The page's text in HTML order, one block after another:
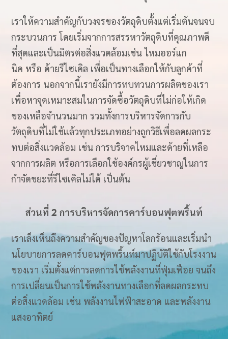
เราให้ความสำคัญกับวงจรของวัตถุดิบตั้งแต่เริ่มต้นจนจบ
กระบวนการ โดยเริ่มจากการสรรหาวัตถุดิบที่คุณภาพดี
ที่สุดและเป็นมิตรต่อสิ่งแวดล้อมเช่น ไหมออร์แก
นิค หรือ ด้ายรีไซเคิล เพื่อเป็นทางเลือกให้กับลูกค้าที่
ต้องการ นอกจากนี้เรายังมีการทบทวนการผลิตของเรา
เพื่อหาจุดเหมาะสมในการจัดซื้อวัตถุดิบที่ไม่ก่อให้เกิด
ของเหลือจำนวนมาก รวมทั้งการบริหารจัดการกับ
วัตถุดิบที่ไม่ใช้แล้วทุกประเภทอย่างถูกวิธีเพื่อลดผลกระ
ทบต่อสิ่งแวดล้อม เช่น การบริจาคไหมและด้ายที่เหลือ
จากการผลิต หรือการเลือกใช้องค์กรผู้เชี่ยวชาญในการ
กำจัดขยะที่รีไซเคิลไม่ได้ เป็นต้น​
ส่วนที่ 2 การบริหารจัดการคาร์บอนฟุตพริ้นท์​
เราเล็งเห็นถึงความสำคัญของปัญหาโลกร้อนและเริ่มนำ
นโยบายการลดคาร์บอนฟุตพริ้นท์มาปฏิบัติใช้กับโรงงาน
ของเรา เริ่มตั้งแต่การลดการใช้พลังงานที่ฟุ่มเฟือย จนถึง
การเปลี่ยนเป็นการใช้พลังงานทางเลือกที่ลดผลกระทบ
ต่อสิ่งแวดล้อม เช่น พลังงานไฟฟ้าสะอาด และพลังงาน
แสงอาทิตย์​